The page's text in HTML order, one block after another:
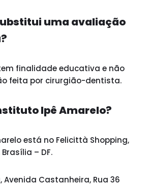
uma avaliação
finalidade educativa e não
feita por cirurgião-dentista.
Ipê Amarelo?
está no Felicittà Shopping,
– DF.
Avenida Castanheira, Rua 36